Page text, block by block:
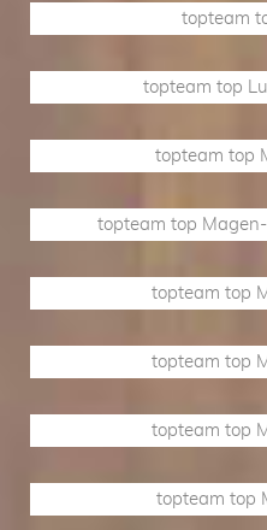
topteam
topteam top
topteam top
topteam top
topteam top
topteam top
topteam top
topteam top